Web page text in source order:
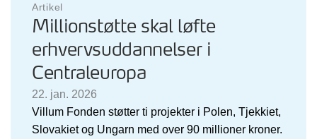
Artikel
Millionstøtte skal løfte
erhvervsuddannelser i
Centraleuropa
22. jan. 2026
Villum Fonden støtter ti projekter i Polen, Tjekkiet,
Slovakiet og Ungarn med over 90 millioner kroner.